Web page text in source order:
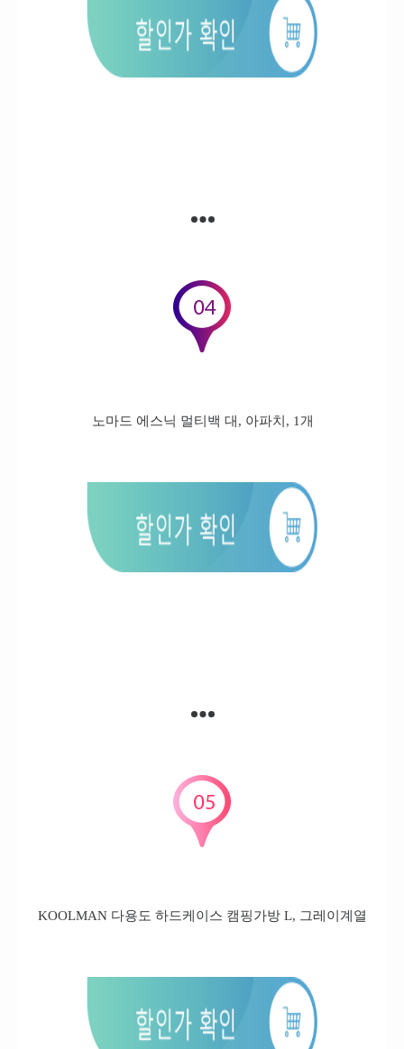
노마드 에스닉 멀티백 대, 아파치, 1개
KOOLMAN 다용도 하드케이스 캠핑가방 L, 그레이계열